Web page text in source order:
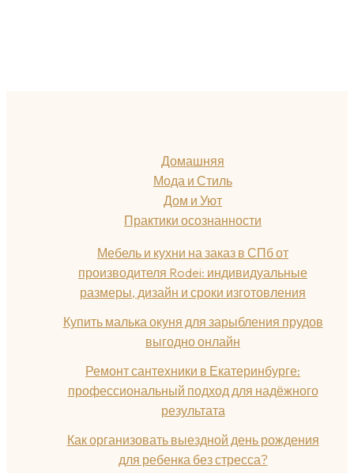
Домашняя
Мода и Стиль
Дом и Уют
Практики осознанности
Мебель и кухни на заказ в СПб от
производителя Rodei: индивидуальные
размеры, дизайн и сроки изготовления
Купить малька окуня для зарыбления прудов
выгодно онлайн
Ремонт сантехники в Екатеринбурге:
профессиональный подход для надёжного
результата
Как организовать выездной день рождения
для ребенка без стресса?